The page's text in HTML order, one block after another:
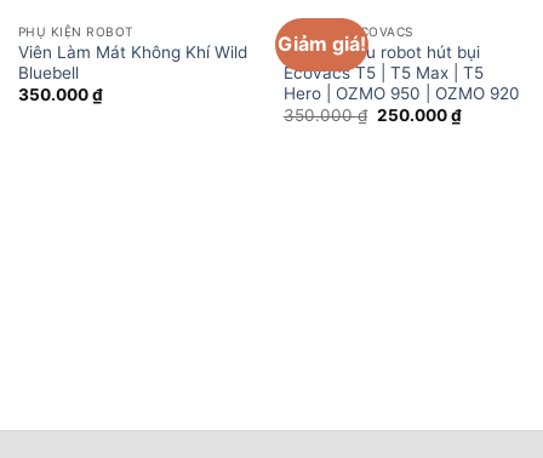
PHỤ KIỆN ROBOT
Viên Làm Mát Không Khí Wild
Bluebell
350.000₫
Giảm giá!
PHỤ KIỆN ECOVACS
Đế khăn lau robot hút bụi
Ecovacs T5 | T5 Max | T5
Hero | OZMO 950 | OZMO 920
350.000₫ Giá
250.000₫Giá
hiện